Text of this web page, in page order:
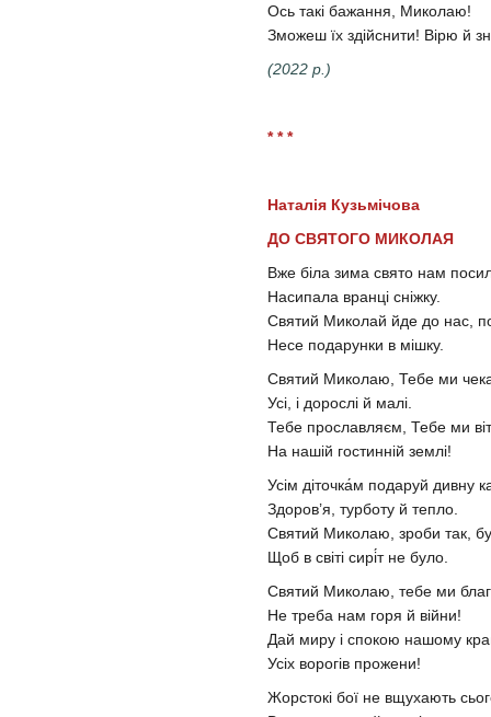
Ось такі бажання, Миколаю!
Зможеш їх здійснити! Вірю й
(2022 p.)
* * *
Наталія Кузьмічова
ДО СВЯТОГО МИКОЛАЯ
Вже біла зима свято нам
Насипала вранці сніжку.
Святий Миколай йде до нас,
Несе подарунки в мішку.
Святий Миколаю, Тебе ми
Усі, і дорослі й малі.
Тебе прославляєм, Тебе ми
На нашій гостинній землі!
Усім діточка́м подаруй дивну
Здоров’я, турботу й тепло.
Святий Миколаю, зроби так,
Щоб в світі сирі́т не було.
Святий Миколаю, тебе ми
Не треба нам горя й війни!
Дай миру і спокою нашому
Усіх ворогів прожени!
Жорстокі бої не вщухають